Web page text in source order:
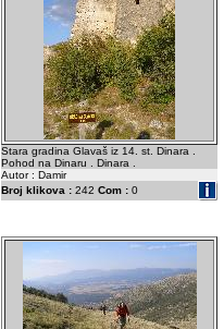
Stara gradina Glavaš iz 14. st. Dinara .
Pohod na Dinaru . Dinara .
Autor : Damir
Broj klikova : 242 Com : 0